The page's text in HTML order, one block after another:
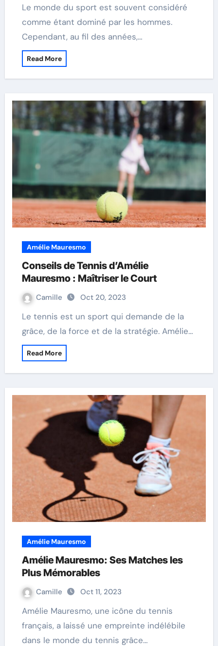
Le monde du sport est souvent considéré
comme étant dominé par les hommes.
Cependant, au fil des années,…
Read More
Amélie Mauresmo
Conseils de Tennis d’Amélie
Mauresmo : Maîtriser le Court
Camille Oct 20, 2023
Le tennis est un sport qui demande de la
grâce, de la force et de la stratégie. Amélie…
Read More
Amélie Mauresmo
Amélie Mauresmo: Ses Matches les
Plus Mémorables
Camille Oct 11, 2023
Amélie Mauresmo, une icône du tennis
français, a laissé une empreinte indélébile
dans le monde du tennis grâce…